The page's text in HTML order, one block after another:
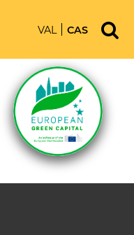
VAL CAS